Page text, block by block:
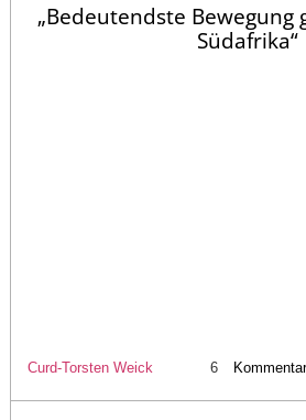
„Bedeutendste Bewegung
Südafrika“
Curd-Torsten Weick 6